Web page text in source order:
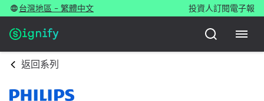
台灣地區 - 繁體中文 投資人訂閱電子報
返回系列